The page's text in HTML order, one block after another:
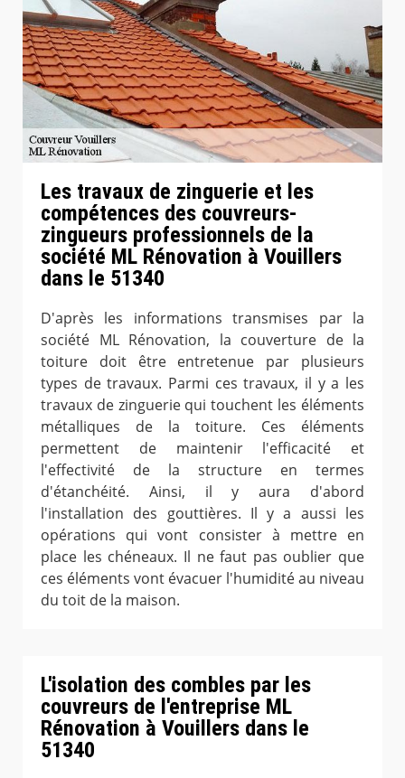
Les travaux de zinguerie et les
compétences des couvreurs-
zingueurs professionnels de la
société ML Rénovation à Vouillers
dans le 51340
D'après les informations transmises par la
société ML Rénovation, la couverture de la
toiture doit être entretenue par plusieurs
types de travaux. Parmi ces travaux, il y a les
travaux de zinguerie qui touchent les éléments
métalliques de la toiture. Ces éléments
permettent de maintenir l'efficacité et
l'effectivité de la structure en termes
d'étanchéité. Ainsi, il y aura d'abord
l'installation des gouttières. Il y a aussi les
opérations qui vont consister à mettre en
place les chéneaux. Il ne faut pas oublier que
ces éléments vont évacuer l'humidité au niveau
du toit de la maison.
L'isolation des combles par les
couvreurs de l'entreprise ML
Rénovation à Vouillers dans le
51340